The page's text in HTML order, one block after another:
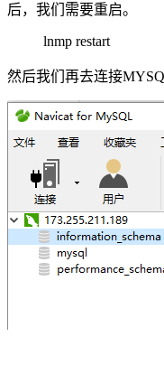
后，我们需要重启。
lnmp restart
然后我们再去连接